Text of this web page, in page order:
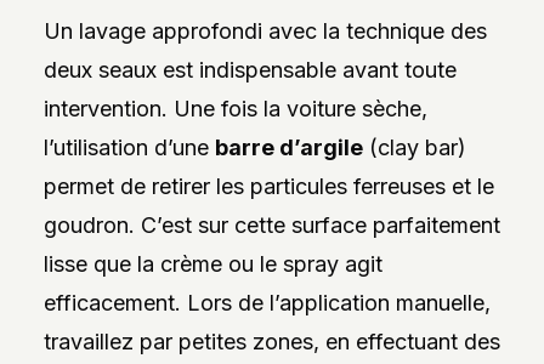
Un lavage approfondi avec la technique des
deux seaux est indispensable avant toute
intervention. Une fois la voiture sèche,
l’utilisation d’une barre d’argile(clay bar)
permet de retirer les particules ferreuses et le
goudron. C’est sur cette surface parfaitement
lisse que la crème ou le spray agit
efficacement. Lors de l’application manuelle,
travaillez par petites zones, en effectuant des